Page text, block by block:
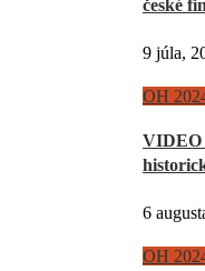
české
9 júla,
OH
VIDEO
6
OH